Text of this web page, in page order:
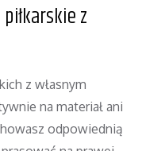
z
z własnym
na materiał ani
odpowiednią